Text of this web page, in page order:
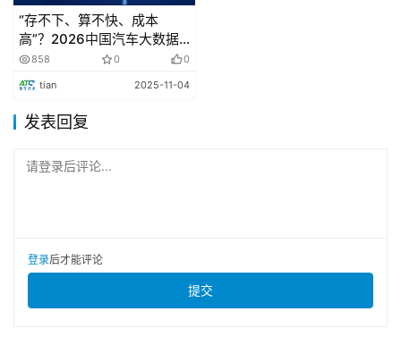
“存不下、算不快、成本
高”？2026中国汽车大数据
融合与创新应用大会 全搞定
858 0 0
tian 2025-11-04
发表回复
请登录后评论...
登录后才能评论
提交